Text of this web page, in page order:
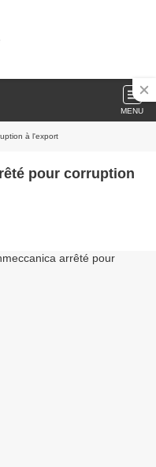
MENU
à l'export
pour corruption